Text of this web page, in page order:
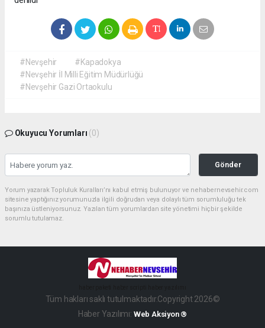
#Nevşehir
#Kapadokya
#Nevşehir İl Milli Eğitim Müdürlüğü
#Nevşehir Gazi Ortaokulu
Okuyucu Yorumları (0)
Gönder
Yorum yazarak Topluluk Kuralları’nı kabul etmiş bulunuyor ve nehabernevsehir.com
sitesine yaptığınız yorumunuzla ilgili doğrudan veya dolaylı tüm sorumluluğu tek
başınıza üstleniyorsunuz. Yazılan tüm yorumlardan site yönetimi hiçbir şekilde
sorumlu tutulamaz.
Tüm hakları saklı tutulmaktadır.Copyright 2026©
Haber Yazılımı: Web Aksiyon ®